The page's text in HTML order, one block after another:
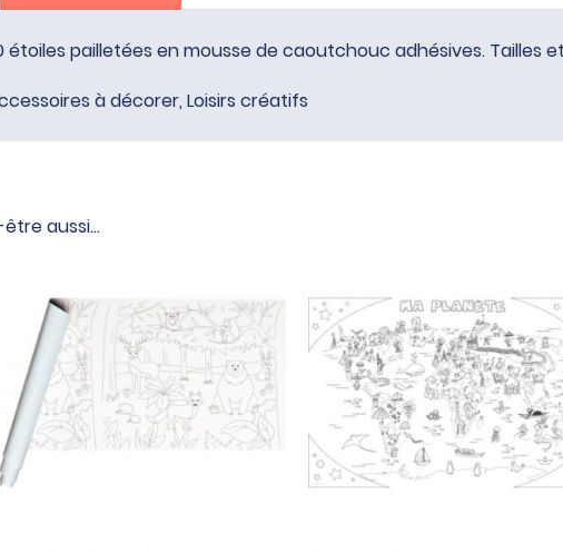
pailletées en mousse de caoutchouc adhésives. Tailles
à décorer, Loisirs créatifs
aussi…